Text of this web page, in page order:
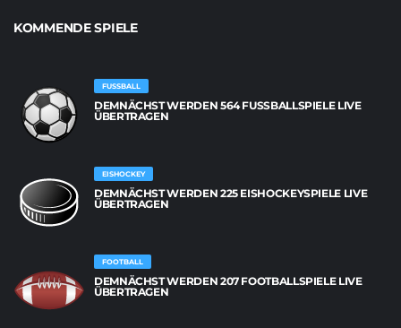
KOMMENDE SPIELE
FUSSBALL
DEMNÄCHST WERDEN 564 FUSSBALLSPIELE LIVE Ü
BERTRAGEN
EISHOCKEY
DEMNÄCHST WERDEN 225 EISHOCKEYSPIELE LIVE
ÜBERTRAGEN
FOOTBALL
DEMNÄCHST WERDEN 207 FOOTBALLSPIELE LIVE
ÜBERTRAGEN